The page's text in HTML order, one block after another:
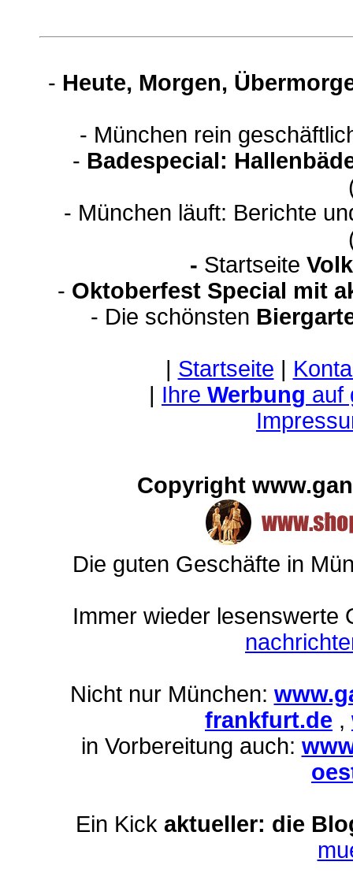
- Heute, Morgen,
- München rein
- Badespecial:
- München läuft: Berichte
- Startseite
- Oktoberfest Special mit
- Die schönsten
| Startseite |
| Ihre Werbung auf
Copyright
Die guten Geschäfte in
Immer wieder lesenswerte
Nicht nur München:
frankfurt.de ,
in Vorbereitung auch:
Ein Kick aktueller: die